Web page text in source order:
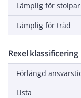
Lämplig för stolpar
Lämplig för träd
Rexel klassificering
Lista